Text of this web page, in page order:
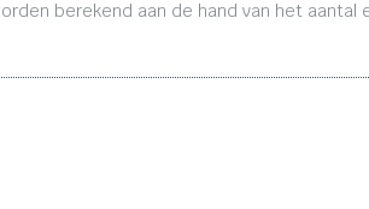
berekend aan de hand van het